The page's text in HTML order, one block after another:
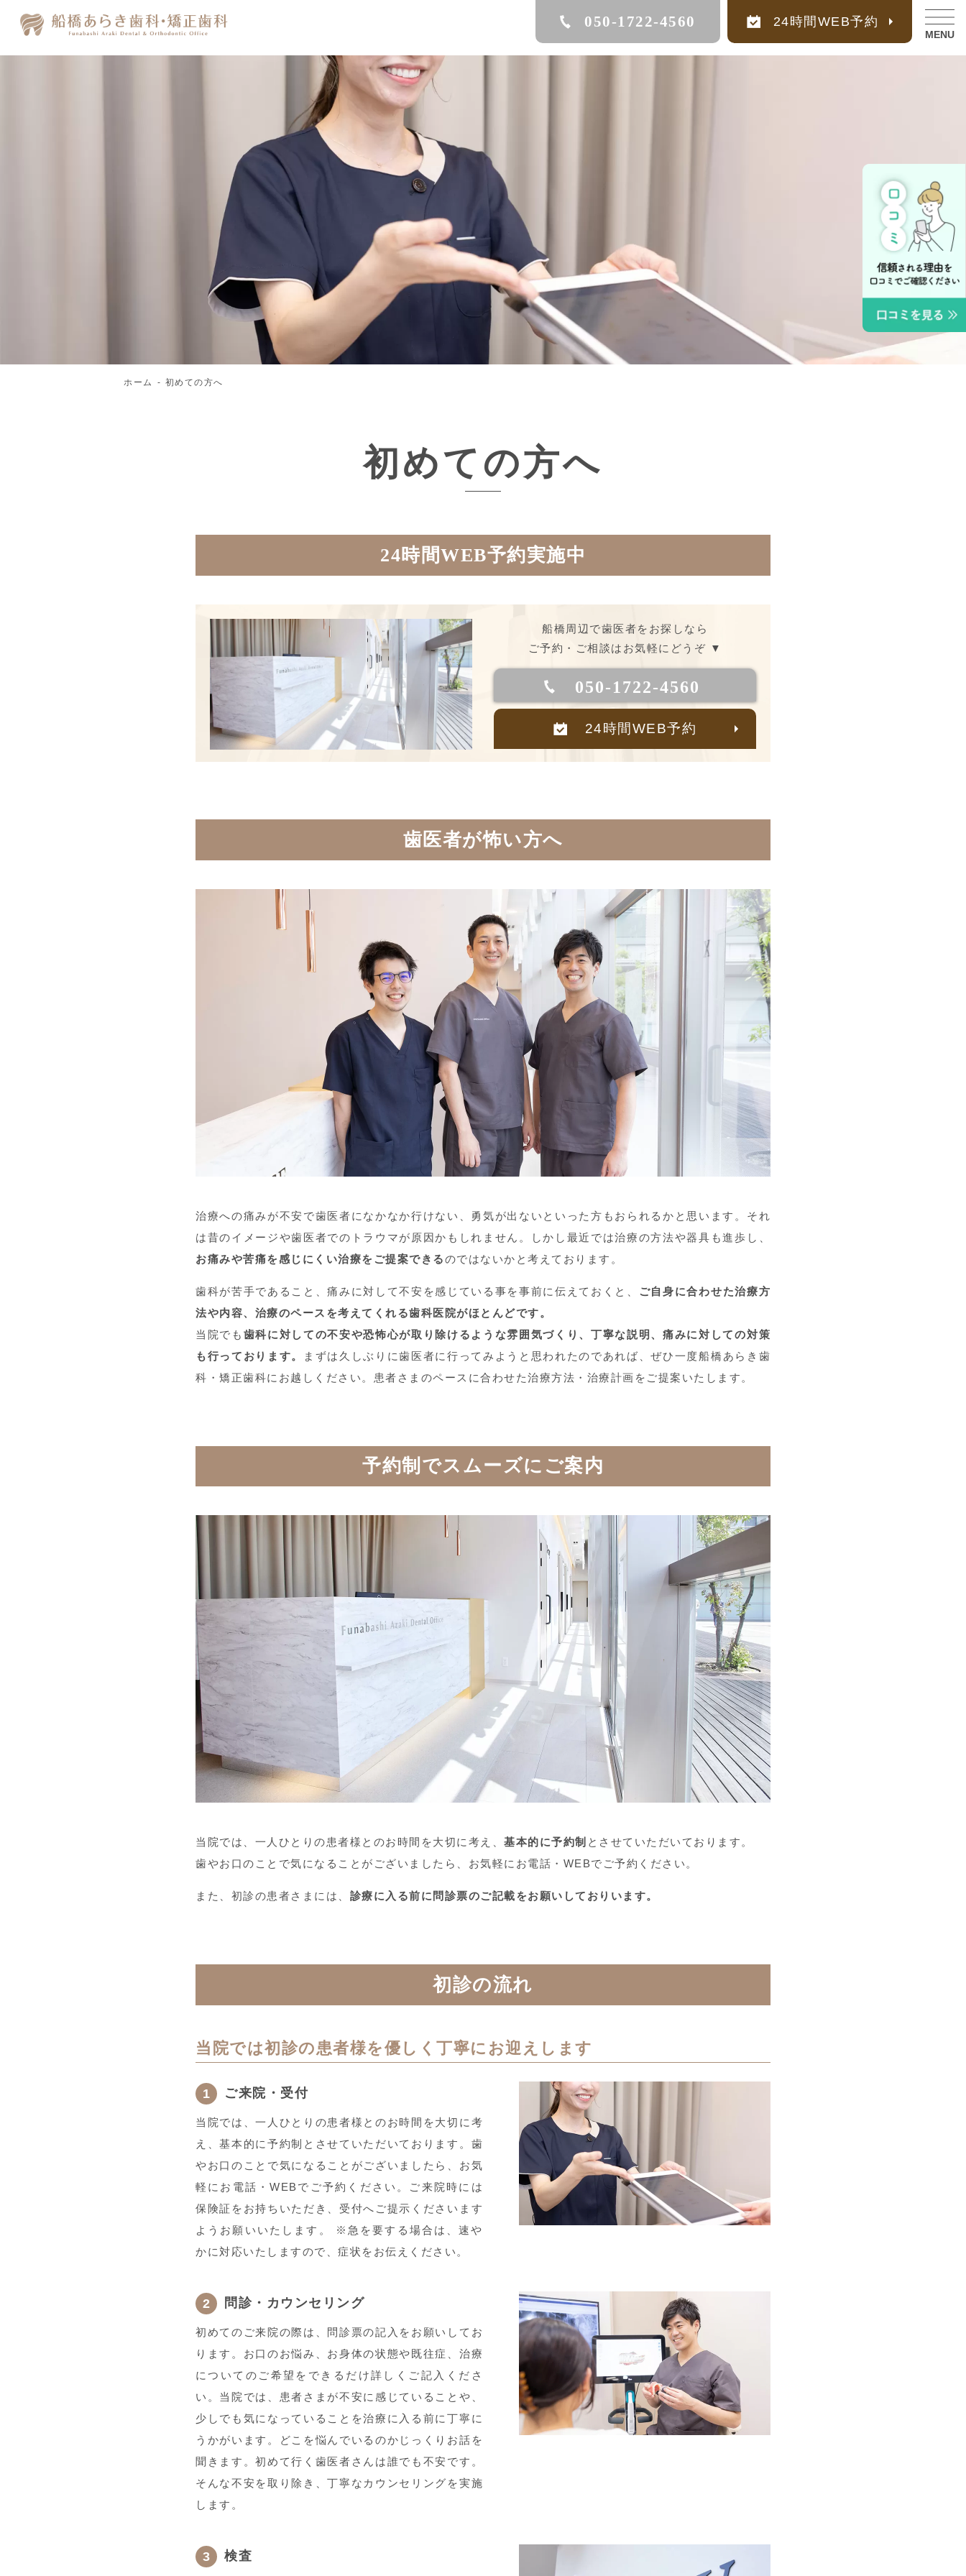
050-1722-4560 24時間WEB予約
ホーム 初めての方へ
初めての方へ
24時間WEB予約実施中
船橋周辺で歯医者をお探しなら
ご予約・ご相談はお気軽にどうぞ ▼
050-1722-4560
24時間WEB予約
歯医者が怖い方へ
治療への痛みが不安で歯医者になかなか行けない、勇気が出ないといった方もおられるかと思います。それ
は昔のイメージや歯医者でのトラウマが原因かもしれません。しかし最近では治療の方法や器具も進歩し、
お痛みや苦痛を感じにくい治療をご提案できるのではないかと考えております。
歯科が苦手であること、痛みに対して不安を感じている事を事前に伝えておくと、 ご自身に合わせた治療方
法や内容、治療のペースを考えてくれる歯科医院がほとんどです。
当院でも 歯科に対しての不安や恐怖心が取り除けるような雰囲気づくり、丁寧な説明、痛みに対しての対策
も行っております。
まずは久しぶりに歯医者に行ってみようと思われたのであれば、ぜひ一度船橋あらき歯
科・矯正歯科にお越しください。患者さまのペースに合わせた治療方法・治療計画をご提案いたします。
予約制でスムーズにご案内
当院では、一人ひとりの患者様とのお時間を大切に考え、 基本的に予約制 とさせていただいております。
歯やお口のことで気になることがございましたら、お気軽にお電話・WEBでご予約ください。
また、初診の患者さまには、 診療に⼊る前に問診票のご記載をお願いしておりいます。
初診の流れ
当院では初診の患者様を優しく丁寧に お迎えします
ご来院・受付
当院では、一人ひとりの患者様とのお時間を大切に考
え、基本的に予約制とさせていただいております。歯
やお口のことで気になることがございましたら、お気
軽にお電話・WEBでご予約ください。ご来院時には
保険証をお持ちいただき、受付へご提示くださいます
ようお願いいたします。 ※急を要する場合は、速や
かに対応いたしますので、症状をお伝えください。
問診・カウンセリング
初めてのご来院の際は、問診票の記入をお願いしてお
ります。お口のお悩み、お身体の状態や既往症、治療
についてのご希望をできるだけ詳しくご記入くださ
い。当院では、患者さまが不安に感じていることや、
少しでも気になっていることを治療に入る前に丁寧に
うかがいます。どこを悩んでいるのかじっくりお話を
聞きます。初めて行く歯医者さんは誰でも不安です。
そんな不安を取り除き、丁寧なカウンセリングを実施
します。
検査
MENU